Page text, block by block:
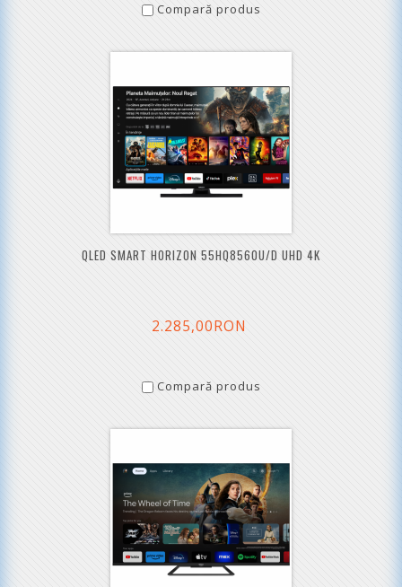
Compară produs
QLED SMART HORIZON 55HQ8560U/D UHD 4K
2.285,00RON
Compară produs